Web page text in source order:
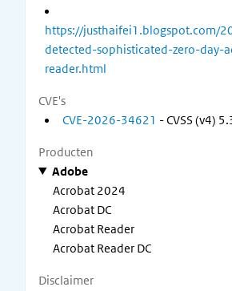
https://justhaifei1.blogspot.com/
detected-sophisticated-zero-day-
reader.html
CVE's
CVE-2026-34621 - CVSS (v4)
Producten
Adobe
Acrobat 2024
Acrobat DC
Acrobat Reader
Acrobat Reader DC
Disclaimer